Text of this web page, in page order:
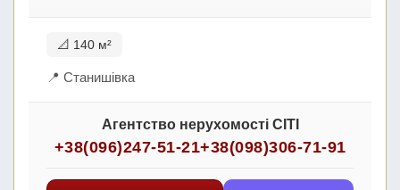
📐 140 м²
📍 Станишівка
Агентство нерухомості СІТІ
+38(096)247-51-21+38(098)306-71-91